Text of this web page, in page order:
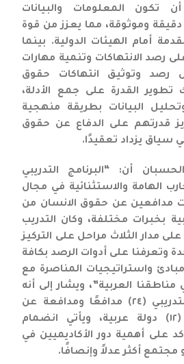
المعلومات والبيانات
دقيقة وموثوقة، مما يعزز من قوة
أمام الهيئات الدولية. بينما
رصد الانتهاكات وتنمية مهارات
رصد وتوثيق انتهاكات حقوق
القدرة على جمع الأدلة،
البيانات بطريقة منهجية
قدرتهم على الدفاع عن حقوق
سياق يزداد تعقيدًا.
أن: “البرنامج التدريبي
الهامة والاستثنائية في مجال
مدافعين عن حقوق الانسان من
عربية بخبرات مختلفة، وكان التدريب
على مدار الثلاث مراحل على التركيز
وتعرفنا على أدوات الرصد بكافة
مبادئ واستراتيجيات المناصرة مع
العربية”، ويشار إلى أنه
شارك في البرنامج التدريبي (٢٤) مدافعًا ومدافعة عن
حقوق الإنسان من (١٢) دولة عربية، ويأتي انضمام
على أهمية دور الأكاديميين في
مجتمع أكثر عدلاً وإنصافًا.